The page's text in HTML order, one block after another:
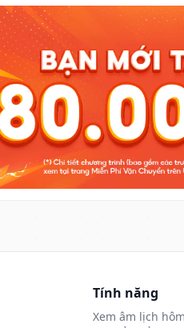
Tính năng
Xem âm lịch